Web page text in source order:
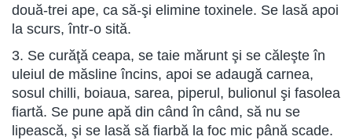
două-trei ape, ca să-şi elimine toxinele. Se lasă apoi
la scurs, într-o sită.
3. Se curăţă ceapa, se taie mărunt şi se căleşte în
uleiul de măsline încins, apoi se adaugă carnea,
sosul chilli, boiaua, sarea, piperul, bulionul şi fasolea
fiartă. Se pune apă din când în când, să nu se
lipească, şi se lasă să fiarbă la foc mic până scade.